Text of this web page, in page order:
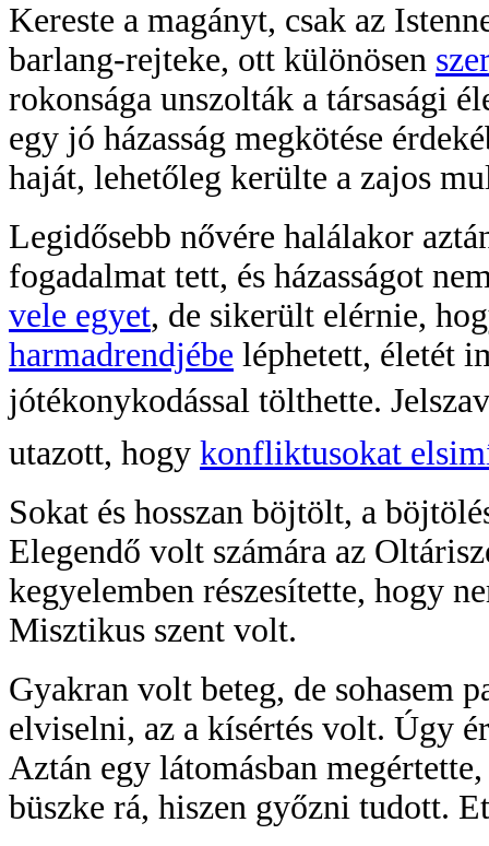
Kereste a magányt, csak az
barlang-rejteke, ott különösen
rokonsága unszolták a társasági
egy jó házasság megkötése
haját, lehetőleg kerülte a zajos
Legidősebb nővére halálakor
fogadalmat tett, és házasságot
vele egyet, de sikerült elérnie,
harmadrendjébe léphetett, életét
jótékonykodással tölthette.
utazott, hogy konfliktusokat
Sokat és hosszan böjtölt, a
Elegendő volt számára az
kegyelemben részesítette, hogy
Misztikus szent volt.
Gyakran volt beteg, de sohasem
elviselni, az a kísértés volt. Úgy
Aztán egy látomásban
büszke rá, hiszen győzni tudott.